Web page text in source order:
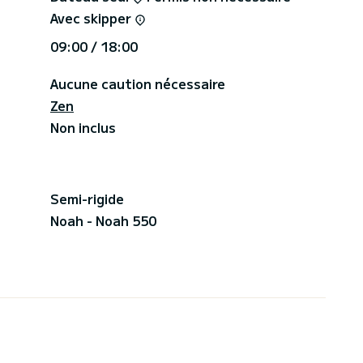
Avec skipper
09:00 / 18:00
Aucune caution nécessaire
Zen
Non inclus
Semi-rigide
Noah - Noah 550